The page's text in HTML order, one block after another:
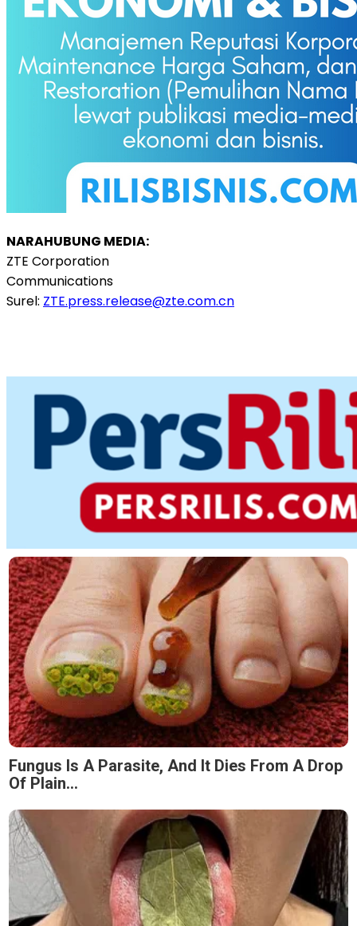
NARAHUBUNG MEDIA:
ZTE Corporation
Communications
Surel: ZTE.press.release@zte.com.cn
Fungus Is A Parasite, And It Dies From A Drop
Of Plain...